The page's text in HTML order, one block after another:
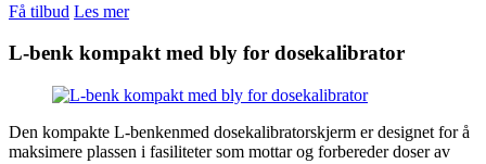
Få tilbud Les mer
L-benk kompakt med bly for dosekalibrator
Den kompakte L-benkenmed dosekalibratorskjerm er designet for å
maksimere plassen i fasiliteter som mottar og forbereder doser av